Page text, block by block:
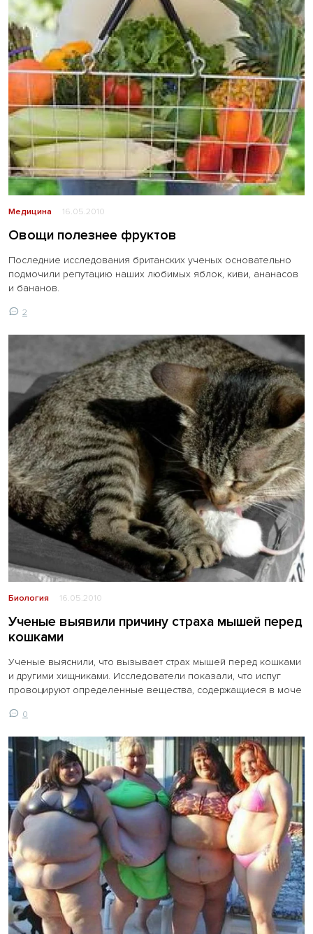
Медицина 16.05.2010
Овощи полезнее фруктов
Последние исследования британских ученых основательно
подмочили репутацию наших любимых яблок, киви, ананасов
и бананов.
2
Биология 16.05.2010
Ученые выявили причину страха мышей перед
кошками
Ученые выяснили, что вызывает страх мышей перед кошками
и другими хищниками. Исследователи показали, что испуг
провоцируют определенные вещества, содержащиеся в моче
0